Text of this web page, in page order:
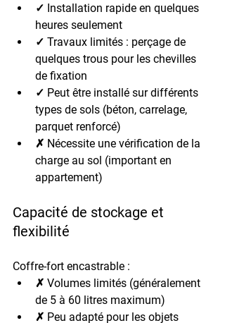
✓ Installation rapide en quelques
heures seulement
✓ Travaux limités : perçage de
quelques trous pour les chevilles
de fixation
✓ Peut être installé sur différents
types de sols (béton, carrelage,
parquet renforcé)
✗ Nécessite une vérification de la
charge au sol (important en
appartement)
Capacité de stockage et
flexibilité
Coffre-fort encastrable :
✗ Volumes limités (généralement
de 5 à 60 litres maximum)
✗ Peu adapté pour les objets